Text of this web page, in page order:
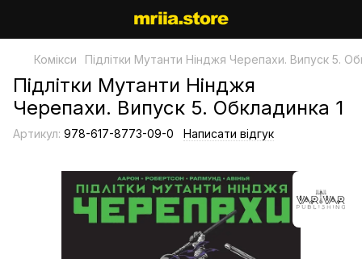
Комікси Підлітки Мутанти Нінджя Черепахи. Випуск 5.
Підлітки Мутанти Нінджя
Черепахи. Випуск 5. Обкладинка 1
Артикул: 978-617-8773-09-0 Написати відгук